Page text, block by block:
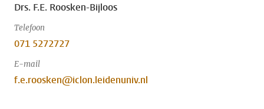
Drs. F.E. Roosken-Bijloos
Telefoon
071 5272727
E-mail
f.e.roosken@iclon.leidenuniv.nl